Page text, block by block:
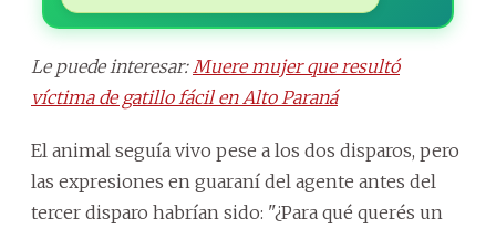
Le puede interesar: Muere mujer que resultó
víctima de gatillo fácil en Alto Paraná
El animal seguía vivo pese a los dos disparos, pero
las expresiones en guaraní del agente antes del
tercer disparo habrían sido: "¿Para qué querés un